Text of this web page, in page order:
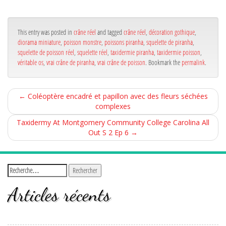
ok r
This entry was posted in crâne réel and tagged crâne réel décoration gothique
diorama miniature poisson monstre poissons piranha squelette de piranha
squelette de poisson réel squelette réel taxidermie piranha taxidermie poisson
véritable os vrai crâne de piranha vrai crâne de poisson. Bookmark the permalink.
← Coléoptère encadré et papillon avec des fleurs séchées
complexes
Taxidermy At Montgomery Community College Carolina All
Out S 2 Ep 6 →
Articles récents